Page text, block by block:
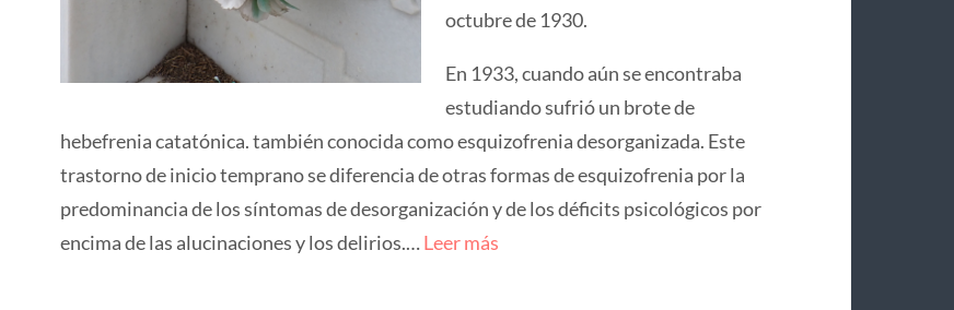
octubre de 1930.
En 1933, cuando aún se encontraba
estudiando sufrió un brote de
hebefrenia catatónica. también conocida como esquizofrenia desorganizada. Este
trastorno de inicio temprano se diferencia de otras formas de esquizofrenia por la
predominancia de los síntomas de desorganización y de los déficits psicológicos por
encima de las alucinaciones y los delirios.…Leer más